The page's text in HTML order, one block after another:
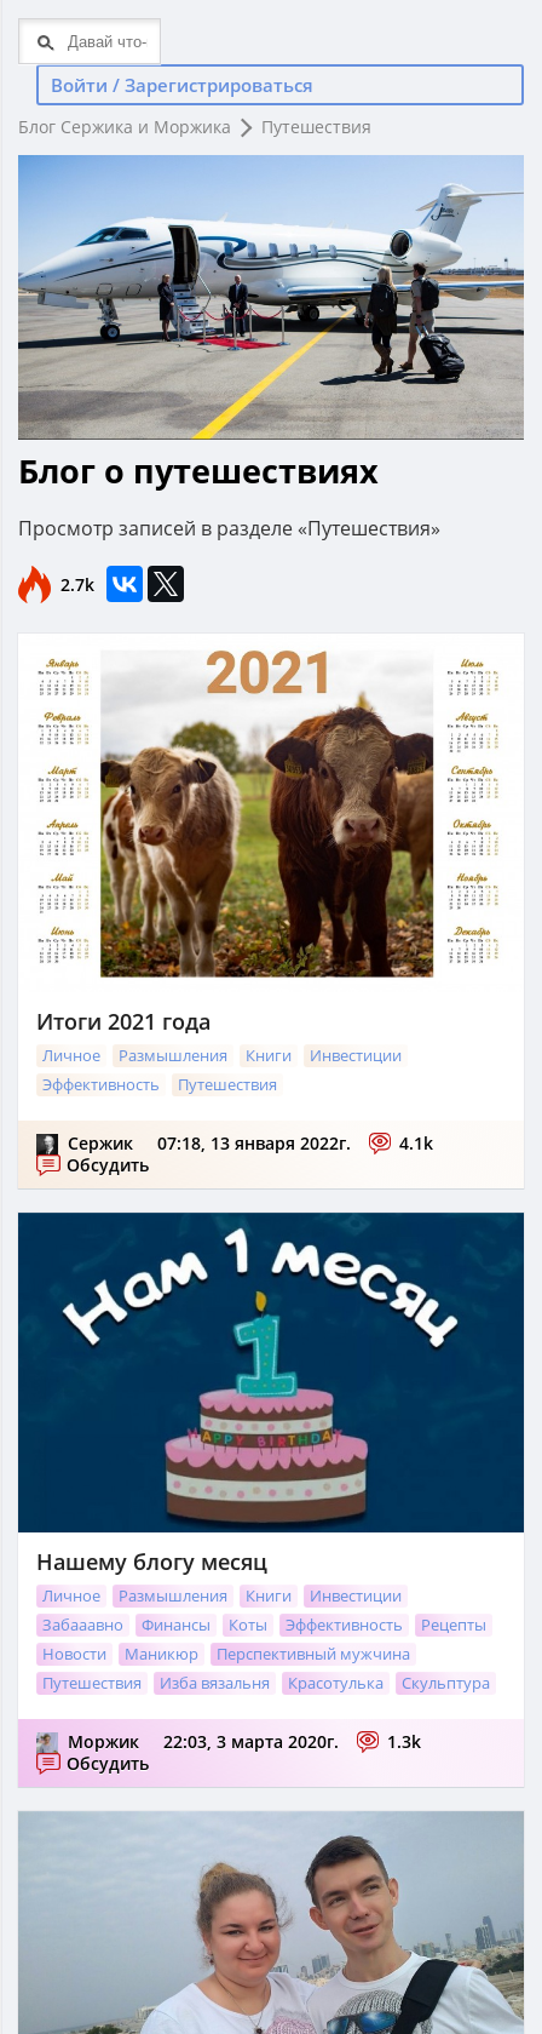
Войти / Зарегистрироваться
Блог Сержика и Моржика Путешествия
Блог о путешествиях
Просмотр записей в разделе «Путешествия»
2.7k
Итоги 2021 года
Личное Размышления Книги
Инвестиции
Эффективность
Путешествия
Сержик 07:18, 13 января 2022г.
4.1k
Обсудить
Нашему блогу месяц
Личное Размышления Книги
Инвестиции
Забааавно
Финансы Коты Эффективность
Рецепты
Новости
Маникюр
Перспективный мужчина
Путешествия
Изба вязальня Красотулька Скульптура
Моржик 22:03, 3 марта 2020г.
1.3k
Обсудить